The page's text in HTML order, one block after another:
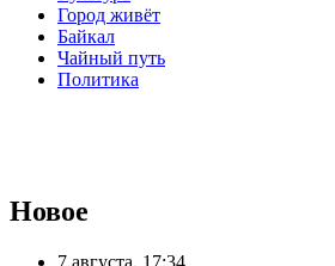
Город живёт
Байкал
Чайный путь
Политика
Новое